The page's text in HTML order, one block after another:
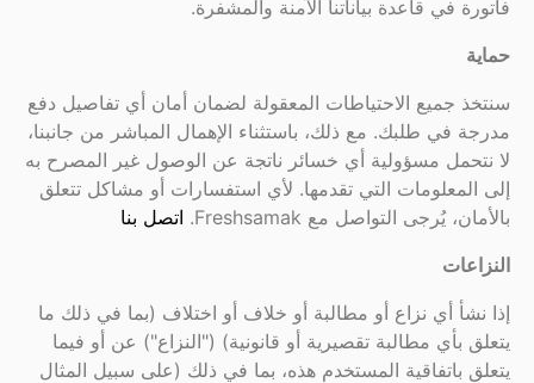
فاتورة في قاعدة بياناتنا الآمنة والمشفرة.
حماية
سنتخذ جميع الاحتياطات المعقولة لضمان أمان أي تفاصيل دفع
مدرجة في طلبك. مع ذلك، باستثناء الإهمال المباشر من جانبنا،
لا نتحمل مسؤولية أي خسائر ناتجة عن الوصول غير المصرح به
إلى المعلومات التي تقدمها. لأي استفسارات أو مشاكل تتعلق
بالأمان، يُرجى التواصل مع Freshsamak.
اتصل بنا
النزاعات
إذا نشأ أي نزاع أو مطالبة أو خلاف أو اختلاف (بما في ذلك ما
يتعلق بأي مطالبة تقصيرية أو قانونية) ("النزاع") عن أو فيما
يتعلق باتفاقية المستخدم هذه، بما في ذلك (على سبيل المثال